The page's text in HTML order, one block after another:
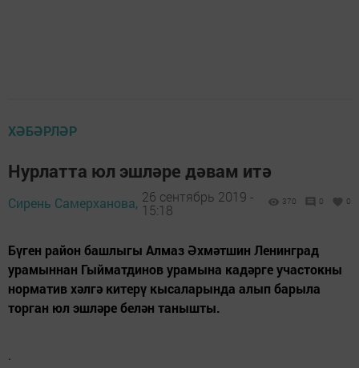
ХӘБӘРЛӘР
Нурлатта юл эшләре дәвам итә
Сирень Самерханова, 26 сентябрь 2019 -
15:18
370 0 0
Бүген район башлыгы Алмаз Әхмәтшин Ленинград
урамыннан Гыйматдинов урамына кадәрге участокны
норматив хәлгә китерү кысаларында алып барыла
торган юл эшләре белән танышты.
.